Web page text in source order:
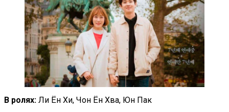
В ролях: Ли Ён Хи, Чон Ён Хва, Юн Пак